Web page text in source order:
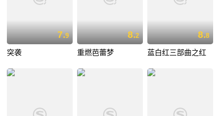
7.9
突袭
8.2
重燃芭蕾梦
8.8
蓝白红三部曲之红